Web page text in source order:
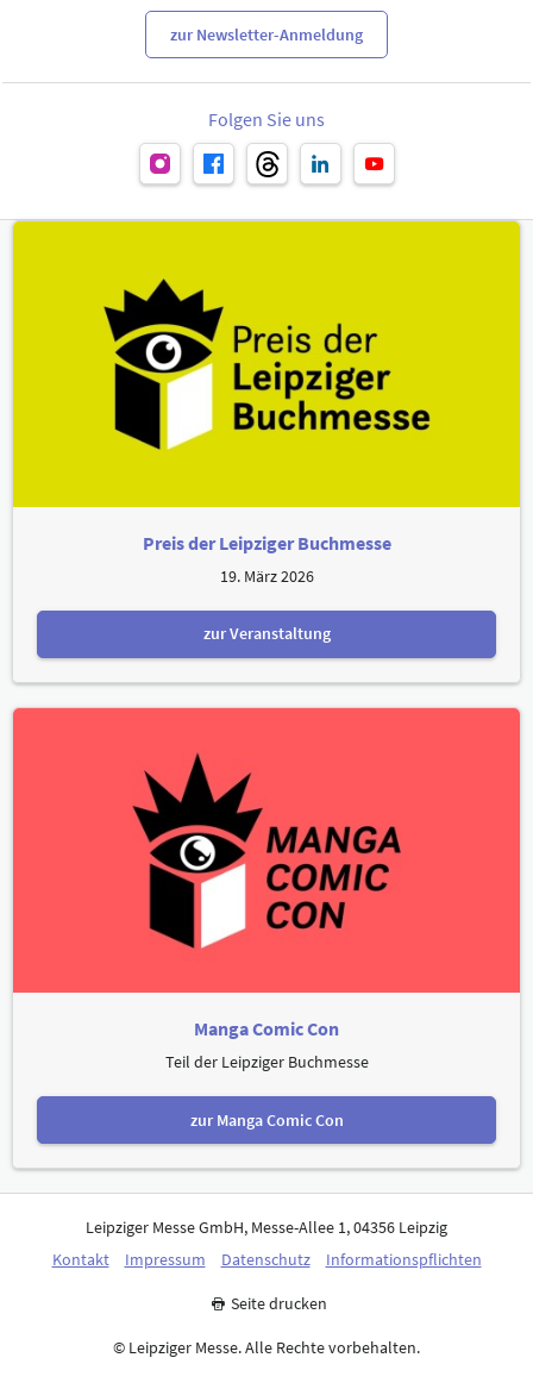
zur Newsletter-Anmeldung
Folgen Sie uns
Preis der Leipziger Buchmesse
19. März 2026
zur Veranstaltung
Manga Comic Con
Teil der Leipziger Buchmesse
zur Manga Comic Con
Leipziger Messe GmbH, Messe-Allee 1, 04356 Leipzig
Kontakt
Impressum Datenschutz Informationspflichten
Seite drucken
© Leipziger Messe. Alle Rechte vorbehalten.